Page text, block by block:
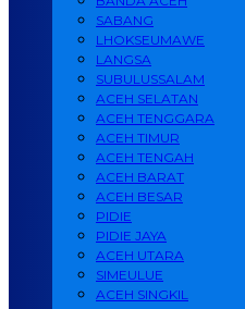
SABANG
LHOKSEUMAWE
LANGSA
SUBULUSSALAM
ACEH SELATAN
ACEH TENGGARA
ACEH TIMUR
ACEH TENGAH
ACEH BARAT
ACEH BESAR
PIDIE
PIDIE JAYA
ACEH UTARA
SIMEULUE
ACEH SINGKIL